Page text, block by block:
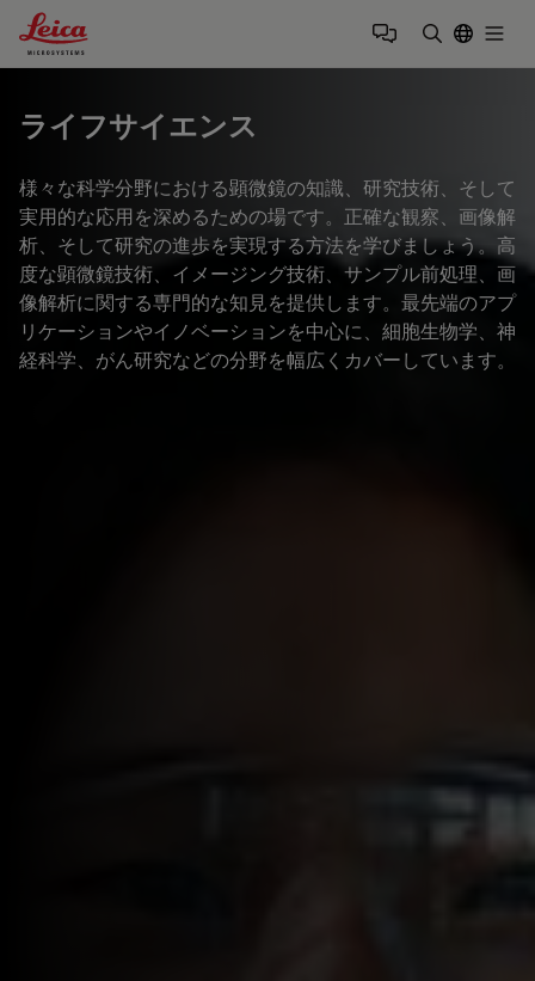
Leica Microsystems Logo
ライフサイエンス
様々な科学分野における顕微鏡の知識、研究技術、そして
実用的な応用を深めるための場です。正確な観察、画像解
析、そして研究の進歩を実現する方法を学びましょう。高
度な顕微鏡技術、イメージング技術、サンプル前処理、画
像解析に関する専門的な知見を提供します。最先端のアプ
リケーションやイノベーションを中心に、細胞生物学、神
経科学、がん研究などの分野を幅広くカバーしています。